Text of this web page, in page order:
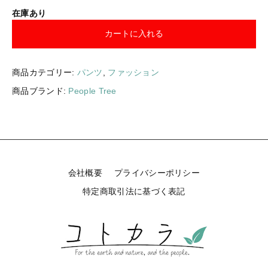
在庫あり
カートに入れる
商品カテゴリー: パンツ, ファッション
商品ブランド: People Tree
会社概要
プライバシーポリシー
特定商取引法に基づく表記
新着商品
セール
お知らせ
その他